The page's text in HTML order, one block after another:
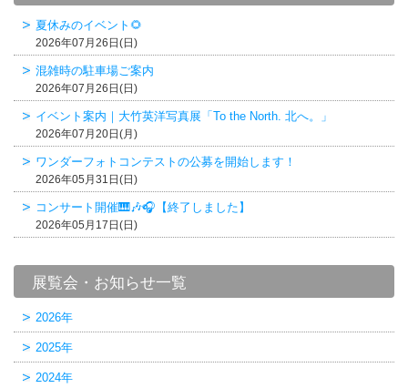
夏休みのイベント🌻
2026年07月26日(日)
混雑時の駐車場ご案内
2026年07月26日(日)
イベント案内｜大竹英洋写真展「To the North. 北へ。」
2026年07月20日(月)
ワンダーフォトコンテストの公募を開始します！
2026年05月31日(日)
コンサート開催🎹🎶🎧【終了しました】
2026年05月17日(日)
展覧会・お知らせ一覧
2026年
2025年
2024年